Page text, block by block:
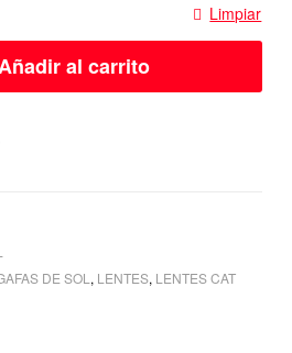
Limpiar
al carrito
DE SOL , LENTES, LENTES CAT